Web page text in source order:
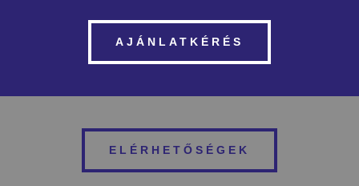
AJÁNLATKÉRÉS
ELÉRHETŐSÉGEK